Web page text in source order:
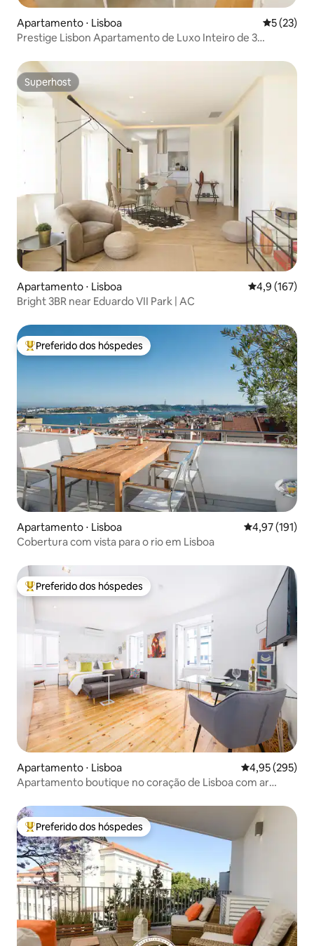
Apartamento ⋅ Lisboa 5 de uma
5 (23)
Prestige Lisbon Apartamento de Luxo Inteiro de 3
Superhost
Superhost
Apartamento ⋅ Lisboa 4,9 de uma
4,9 (167)
Bright 3BR near Eduardo VII Park | AC
Entre os melhores preferidos dos hóspedes
Preferido dos hóspedes
Apartamento ⋅ Lisboa 4,97 de uma
4,97 (191)
Cobertura com vista para o rio em Lisboa
Entre os melhores preferidos dos hóspedes
Preferido dos hóspedes
Apartamento ⋅ Lisboa 4,95 de uma
4,95 (295)
Apartamento boutique no coração de Lisboa com ar
Entre os melhores preferidos dos hóspedes
Preferido dos hóspedes